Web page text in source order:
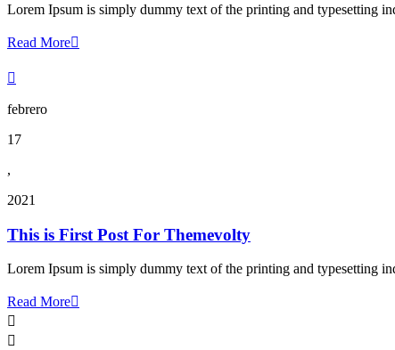
Lorem Ipsum is simply dummy text of the printing and typesetting
Read More

febrero
17
,
2021
This is First Post For Themevolty
Lorem Ipsum is simply dummy text of the printing and typesetting
Read More

